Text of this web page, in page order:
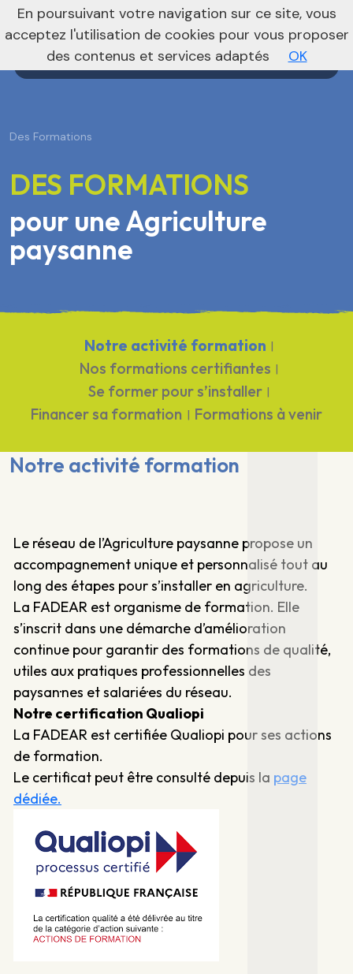
AgendaAnnoncesActualités
nivo_2026: 1
Des Formations
DES FORMATIONS
pour une Agriculture
paysanne
Notre activité formation |
Nos formations certifiantes |
Se former pour s’installer |
Financer sa formation | Formations à venir
Notre activité formation
Le réseau de l’Agriculture paysanne propose un
accompagnement unique et personnalisé tout au
long des étapes pour s’installer en agriculture.
La FADEAR est organisme de formation. Elle
s’inscrit dans une démarche d’amélioration
continue pour garantir des formations de qualité,
utiles aux pratiques professionnelles des
paysan·nes et salarié·es du réseau.
Notre certification Qualiopi
La FADEAR est certifiée Qualiopi pour ses actions
de formation.
Le certificat peut être consulté depuis la page
dédiée.
En poursuivant votre navigation sur ce site, vous
acceptez l'utilisation de cookies pour vous proposer
des contenus et services adaptés
OK